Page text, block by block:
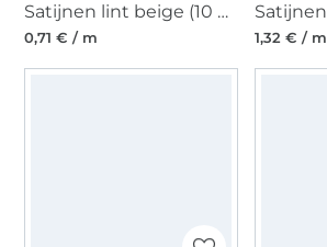
Satijnen lint beige (10 mm)
0,71 € / m 1,32 € / m